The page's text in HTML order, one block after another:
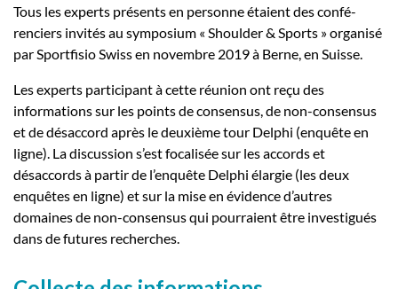
Tous les experts présents en personne étaient des confé-
renciers invités au symposium « Shoulder & Sports » organisé
par Sportfisio Swiss en novembre 2019 à Berne, en Suisse.
Les experts participant à cette réunion ont reçu des
informations sur les points de consensus, de non-consensus
et de désaccord après le deuxième tour Delphi (enquête en
ligne). La discussion s’est focalisée sur les accords et
désaccords à partir de l’enquête Delphi élargie (les deux
enquêtes en ligne) et sur la mise en évidence d’autres
domaines de non-consensus qui pourraient être investigués
dans de futures recherches.